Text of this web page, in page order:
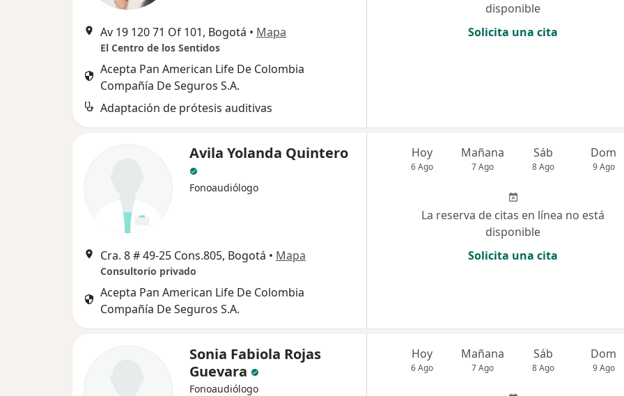
Av 19 120 71 Of 101, Bogotá • Mapa
El Centro de los Sentidos
Acepta Pan American Life De Colombia
Compañía De Seguros S.A.
Adaptación de prótesis auditivas
disponible
Solicita una cita
Avila Yolanda Quintero
Fonoaudiólogo
Cra. 8 # 49-25 Cons.805, Bogotá • Mapa
Consultorio privado
Acepta Pan American Life De Colombia
Compañía De Seguros S.A.
Hoy
6 Ago
Mañana
7 Ago
Sáb
8 Ago
Dom
9 Ago
La reserva de citas en línea no está
disponible
Solicita una cita
Sonia Fabiola Rojas
Guevara
Fonoaudiólogo
Hoy
6 Ago
Mañana
7 Ago
Sáb
8 Ago
Dom
9 Ago